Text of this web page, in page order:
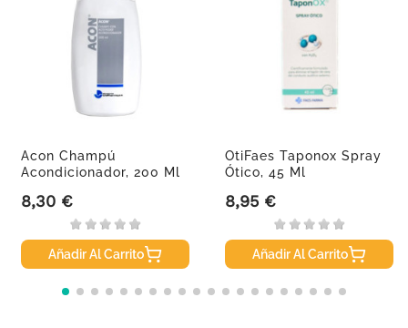
Acon Champú
Acondicionador, 200 Ml
Precio
8,30 €
Añadir Al Carrito
OtiFaes Taponox Spray
Ótico, 45 Ml
Precio
8,95 €
Añadir Al Carrito